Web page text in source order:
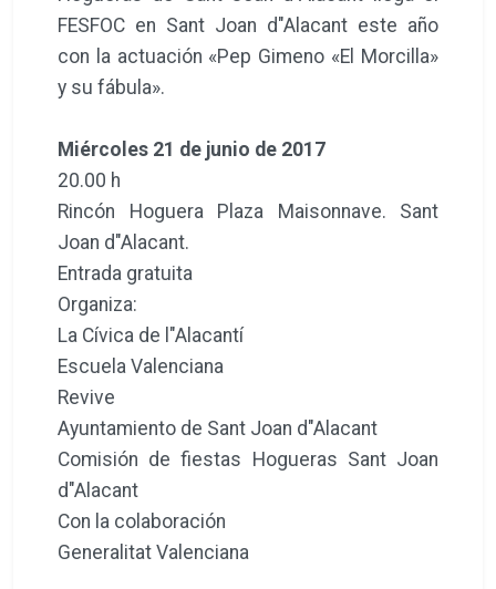
FESFOC en Sant Joan d"Alacant este año
con la actuación «Pep Gimeno «El Morcilla»
y su fábula».
Miércoles 21 de junio de 2017
20.00 h
Rincón Hoguera Plaza Maisonnave. Sant
Joan d"Alacant.
Entrada gratuita
Organiza:
La Cívica de l"Alacantí
Escuela Valenciana
Revive
Ayuntamiento de Sant Joan d"Alacant
Comisión de fiestas Hogueras Sant Joan
d"Alacant
Con la colaboración
Generalitat Valenciana